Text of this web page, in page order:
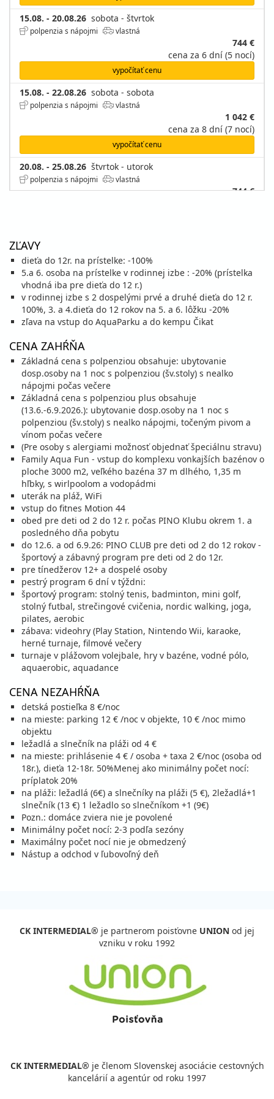
15.08. - 20.08.26 sobota - štvrtok
polpenzia s nápojmi vlastná
744 €
cena za 6 dní (5 nocí)
vypočítať cenu
15.08. - 22.08.26 sobota - sobota
polpenzia s nápojmi vlastná
1 042 €
cena za 8 dní (7 nocí)
vypočítať cenu
20.08. - 25.08.26 štvrtok - utorok
polpenzia s nápojmi vlastná
744 €
22.08. - 29.08.26
cena za 8 dní (7 nocí)
vypočítať cenu
25.08. - 30.08.26 utorok - nedeľa
polpenzia s nápojmi vlastná
vypočítať cenu
29.08. - 05.09.26 sobota - sobota
polpenzia s nápojmi
vlastná
Zľava
10% 848 €
cena za 8 dní (7 nocí)
vypočítať cenu
30.08. - 04.09.26 nedeľa - piatok
polpenzia s nápojmi
vlastná
vypočítať cenu
september 2026
04.09. - 09.09.26 piatok - streda
polpenzia s nápojmi
vlastná
Zľava
15% 547 € 465 €
cena za 6 dní (5 nocí)
05.09. - 12.09.26 sobota - sobota
polpenzia s nápojmi
vlastná
09.09. - 14.09.26 streda - pondelok
polpenzia s nápojmi
cena za 6 dní (5 nocí)
vypočítať cenu
12.09. - 19.09.26 sobota - sobota
polpenzia s nápojmi
vlastná
Zľava
cena za 8 dní (7 nocí)
vypočítať cenu
sobota - štvrtok
Zľava
15%
cena za 6 dní (5 nocí)
vypočítať cenu
sobota - sobota
vypočítať cenu
ZĽAVY
dieťa do 12r. na prístelke: -100%
5.a 6. osoba na prístelke v rodinnej izbe : -20% (prístelka
vhodná iba pre dieťa do 12 r.)
v rodinnej izbe s 2 dospelými prvé a druhé dieťa do 12 r.
100%, 3. a 4.dieťa do 12 rokov na 5. a 6. lôžku -20%
zľava na vstup do AquaParku a do kempu Čikat
CENA ZAHŔŇA
Základná cena s polpenziou obsahuje: ubytovanie
dosp.osoby na 1 noc s polpenziou (šv.stoly) s nealko
nápojmi počas večere
Základná cena s polpenziou plus obsahuje
(13.6.-6.9.2026.): ubytovanie dosp.osoby na 1 noc s
polpenziou (šv.stoly) s nealko nápojmi, točeným pivom a
vínom počas večere
(Pre osoby s alergiami možnosť objednať špeciálnu stravu)
Family Aqua Fun - vstup do komplexu vonkajších bazénov o
ploche 3000 m2, veľkého bazéna 37 m dlhého, 1,35 m
hľbky, s wirlpoolom a vodopádmi
uterák na pláž, WiFi
vstup do fitnes Motion 44
obed pre deti od 2 do 12 r. počas PINO Klubu okrem 1. a
posledného dňa pobytu
do 12.6. a od 6.9.26: PINO CLUB pre deti od 2 do 12 rokov -
športový a zábavný program pre deti od 2 do 12r.
pre tínedžerov 12+ a dospelé osoby
pestrý program 6 dní v týždni:
športový program: stolný tenis, badminton, mini golf,
stolný futbal, strečingové cvičenia, nordic walking, joga,
pilates, aerobic
zábava: videohry (Play Station, Nintendo Wii, karaoke,
herné turnaje, filmové večery
turnaje v plážovom volejbale, hry v bazéne, vodné pólo,
aquaerobic, aquadance
CENA NEZAHŔŇA
detská postieľka 8 €/noc
na mieste: parking 12 € /noc v objekte, 10 € /noc mimo
objektu
ležadlá a slnečník na pláži od 4 €
na mieste: prihlásenie 4 € / osoba + taxa 2 €/noc (osoba od
18r.), dieťa 12-18r. 50%Menej ako minimálny počet nocí:
príplatok 20%
na pláži: ležadlá (6€) a slnečníky na pláži (5 €), 2ležadlá+1
slnečník (13 €) 1 ležadlo so slnečníkom +1 (9€)
Pozn.: domáce zviera nie je povolené
Minimálny počet nocí: 2-3 podľa sezóny
Maximálny počet nocí nie je obmedzený
Nástup a odchod v ľubovoľný deň
CK INTERMEDIAL® je partnerom poisťovne UNION od jej
vzniku v roku 1992
CK INTERMEDIAL® je členom Slovenskej asociácie cestovných
kancelárií a agentúr od roku 1997